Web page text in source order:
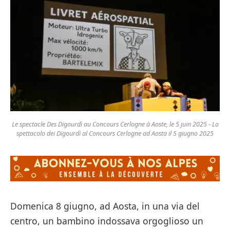
Le spectacle Des Digourdì au Concours Cerlogne à Aoste, le 5 juin 2025 - Lo
spettacolo dei Digourdì al Concours Cerlogne ad Aosta il 5 giugno 2025
Domenica 8 giugno, ad Aosta, in una via del
centro, un bambino indossava orgoglioso un